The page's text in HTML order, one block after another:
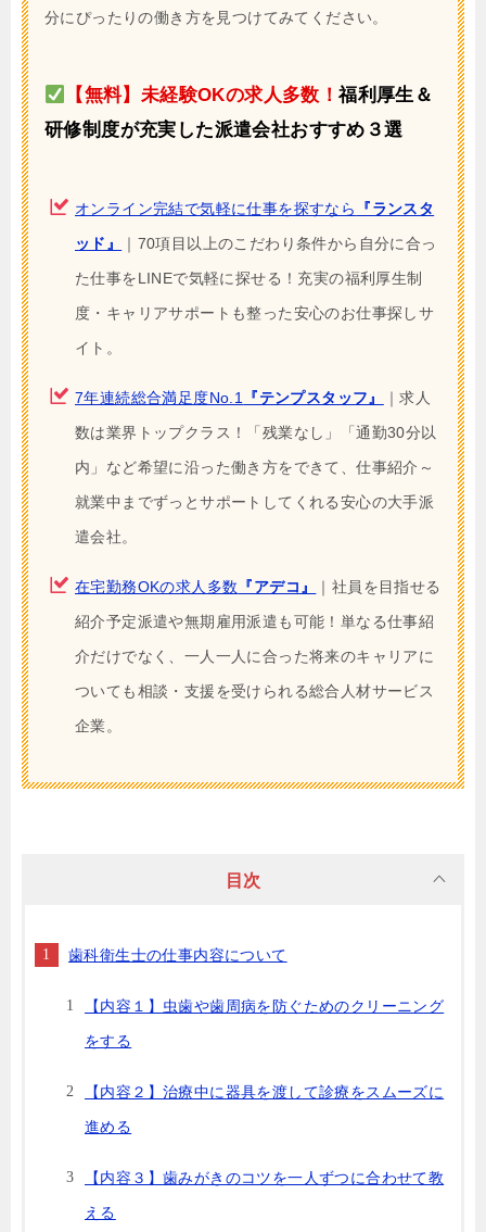
分にぴったりの働き方を見つけてみてください。
【無料】未経験OKの求人多数！福利厚生＆
研修制度が充実した派遣会社おすすめ３選
オンライン完結で気軽に仕事を探すなら
『ランスタ
ッド』
｜70項目以上のこだわり条件から自分に合っ
た仕事をLINEで気軽に探せる！充実の福利厚生制
度・キャリアサポートも整った安心のお仕事探しサ
イト。
7年連続総合満足度No.1 『テンプスタッフ』
｜求人
数は業界トップクラス！「残業なし」「通勤30分以
内」など希望に沿った働き方をできて、仕事紹介～
就業中までずっとサポートしてくれる安心の大手派
遣会社。
在宅勤務OKの求人多数 『アデコ』
｜社員を目指せる
紹介予定派遣や無期雇用派遣も可能！単なる仕事紹
介だけでなく、一人一人に合った将来のキャリアに
ついても相談・支援を受けられる総合人材サービス
企業。
目次
歯科衛生士の仕事内容について
【内容１】虫歯や歯周病を防ぐためのクリーニング
をする
【内容２】治療中に器具を渡して診療をスムーズに
進める
【内容３】歯みがきのコツを一人ずつに合わせて教
える